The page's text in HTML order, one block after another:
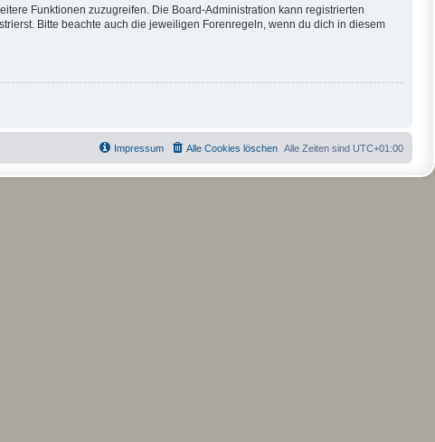
Funktionen zuzugreifen. Die Board-Administration kann registrierten
Bitte beachte auch die jeweiligen Forenregeln, wenn du dich in diesem
Alle Zeiten sind UTC+01:00
Alle Cookies löschen
Impressum